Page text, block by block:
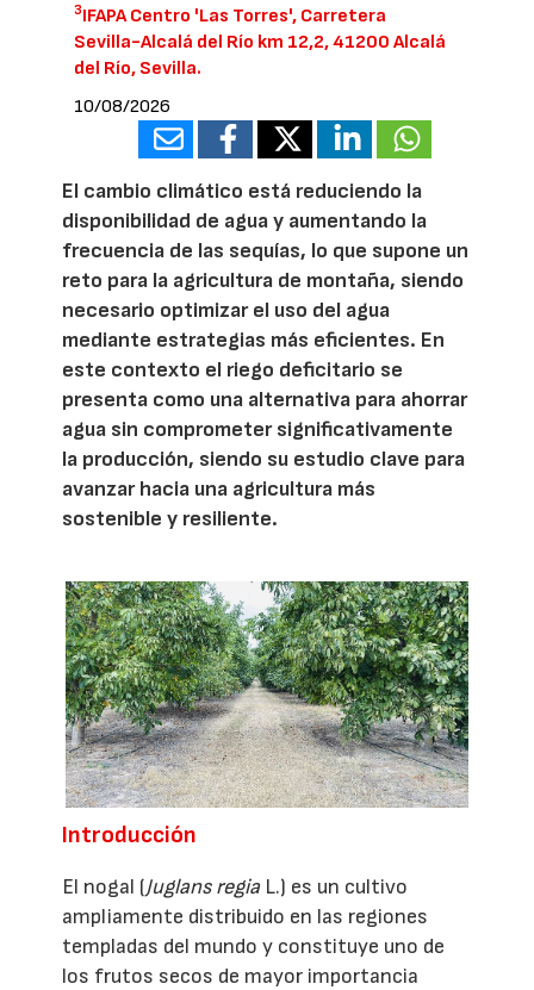
3IFAPA Centro 'Las Torres', Carretera
Sevilla-Alcalá del Río km 12,2, 41200 Alcalá
del Río, Sevilla.
10/08/2026
El cambio climático está reduciendo la
disponibilidad de agua y aumentando la
frecuencia de las sequías, lo que supone un
reto para la agricultura de montaña, siendo
necesario optimizar el uso del agua
mediante estrategias más eficientes. En
este contexto el riego deficitario se
presenta como una alternativa para ahorrar
agua sin comprometer significativamente
la producción, siendo su estudio clave para
avanzar hacia una agricultura más
sostenible y resiliente.
Introducción
El nogal (Juglans regia L.) es un cultivo
ampliamente distribuido en las regiones
templadas del mundo y constituye uno de
los frutos secos de mayor importancia